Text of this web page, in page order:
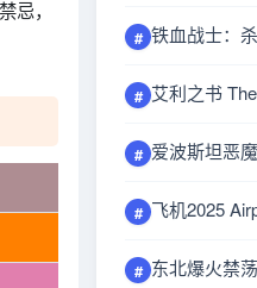
忌，
#
#
#
#
#